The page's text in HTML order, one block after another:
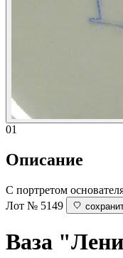
01
Описание
С портретом
Лот № 5149
Ваза